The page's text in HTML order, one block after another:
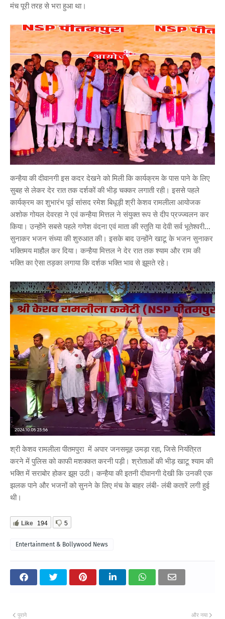
मंच पूरी तरह से भरा हुआ था।
कन्हैया की दीवानगी इस कदर देखने को मिली कि कार्यक्रम के पास पाने के लिए
सुबह से लेकर देर रात तक दर्शकों की भीड़ चक्कर लगाती रही। इससे पहले
कार्यक्रम का शुभारंभ पूर्व सांसद रमेश बिधूड़ी श्री केशव रामलीला आयोजक
अशोक गोयल देवरहा ने एवं कन्हैया मित्तल ने संयुक्त रूप से दीप प्रज्ज्वलन कर
किया। उन्होंने सबसे पहले गणेश वंदना एवं माता की स्तुति या देवी सर्व भूतेश्वरी...
सुनाकर भजन संध्या की शुरुआत की। इसके बाद उन्होंने खाटू के भजन सुनाकर
भक्तिमय माहौल कर दिया। कन्हैया मित्तल ने देर रात तक श्याम और राम की
भक्ति का ऐसा तड़का लगाया कि दर्शक भक्ति भाव से झूमते रहे।
श्री केशव रामलीला पीतमपुरा में अपार जनसमूह उमड़ा रहा, जिसे नियंत्रित
करने में पुलिस को काफी मशक्कत करनी पड़ी। श्रोताओं की भीड़ खाटू श्याम की
भक्ति में सराबोर होकर झूम उठी। कन्हैया की इतनी दीवानगी देखी कि उनकी एक
झलक पाने और भजनों को सुनने के लिए मंच के बाहर लंबी- लंबी कतारें लगी हुई
थी।
Like 194 5
Entertainment & Bollywood News
और नया
पुराने